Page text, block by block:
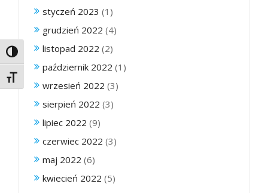
Toggle High Contrast
Toggle Font size
styczeń 2023 (1)
grudzień 2022 (4)
listopad 2022 (2)
październik 2022 (1)
wrzesień 2022 (3)
sierpień 2022 (3)
lipiec 2022 (9)
czerwiec 2022 (3)
maj 2022 (6)
kwiecień 2022 (5)